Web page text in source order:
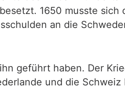
1650 musste sich
an die
geführt haben. Der
und die Schweiz